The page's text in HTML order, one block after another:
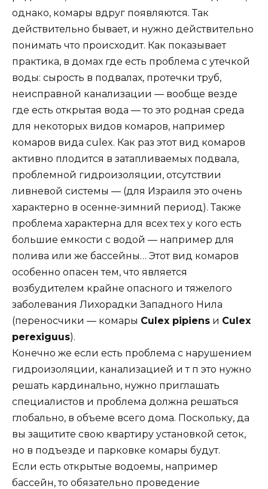
однако, комары вдруг появляются. Так
действительно бывает, и нужно действительно
понимать что происходит. Как показывает
практика, в домах где есть проблема с утечкой
воды: сырость в подвалах, протечки труб,
неисправной канализации — вообще везде
где есть открытая вода — то это родная среда
для некоторых видов комаров, например
комаров вида culex. Как раз этот вид комаров
активно плодится в затапливаемых подвала,
проблемной гидроизоляции, отсутствии
ливневой системы — (для Израиля это очень
характерно в осенне-зимний период). Также
проблема характерна для всех тех у кого есть
большие емкости с водой — например для
полива или же бассейны… Этот вид комаров
особенно опасен тем, что является
возбудителем крайне опасного и тяжелого
заболевания Лихорадки Западного Нила
(переносчики — комары Culex pipiens и Culex
perexiguus).
Конечно же если есть проблема с нарушением
гидроизоляции, канализацией и т п это нужно
решать кардинально, нужно приглашать
специалистов и проблема должна решаться
глобально, в объеме всего дома. Поскольку, да
вы защитите свою квартиру установкой сеток,
но в подъезде и парковке комары будут.
Если есть открытые водоемы, например
бассейн, то обязательно проведение